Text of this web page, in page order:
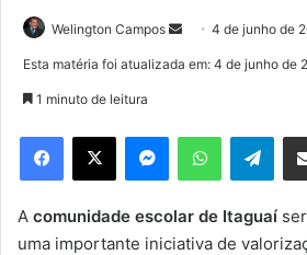
Welington Campos
e
m
e
-
4 de junho de
Esta matéria foi atualizada em: 4 de junho de
1 minuto de leitura
Telegram
A comunidade escolar de Itaguaí
uma importante iniciativa de